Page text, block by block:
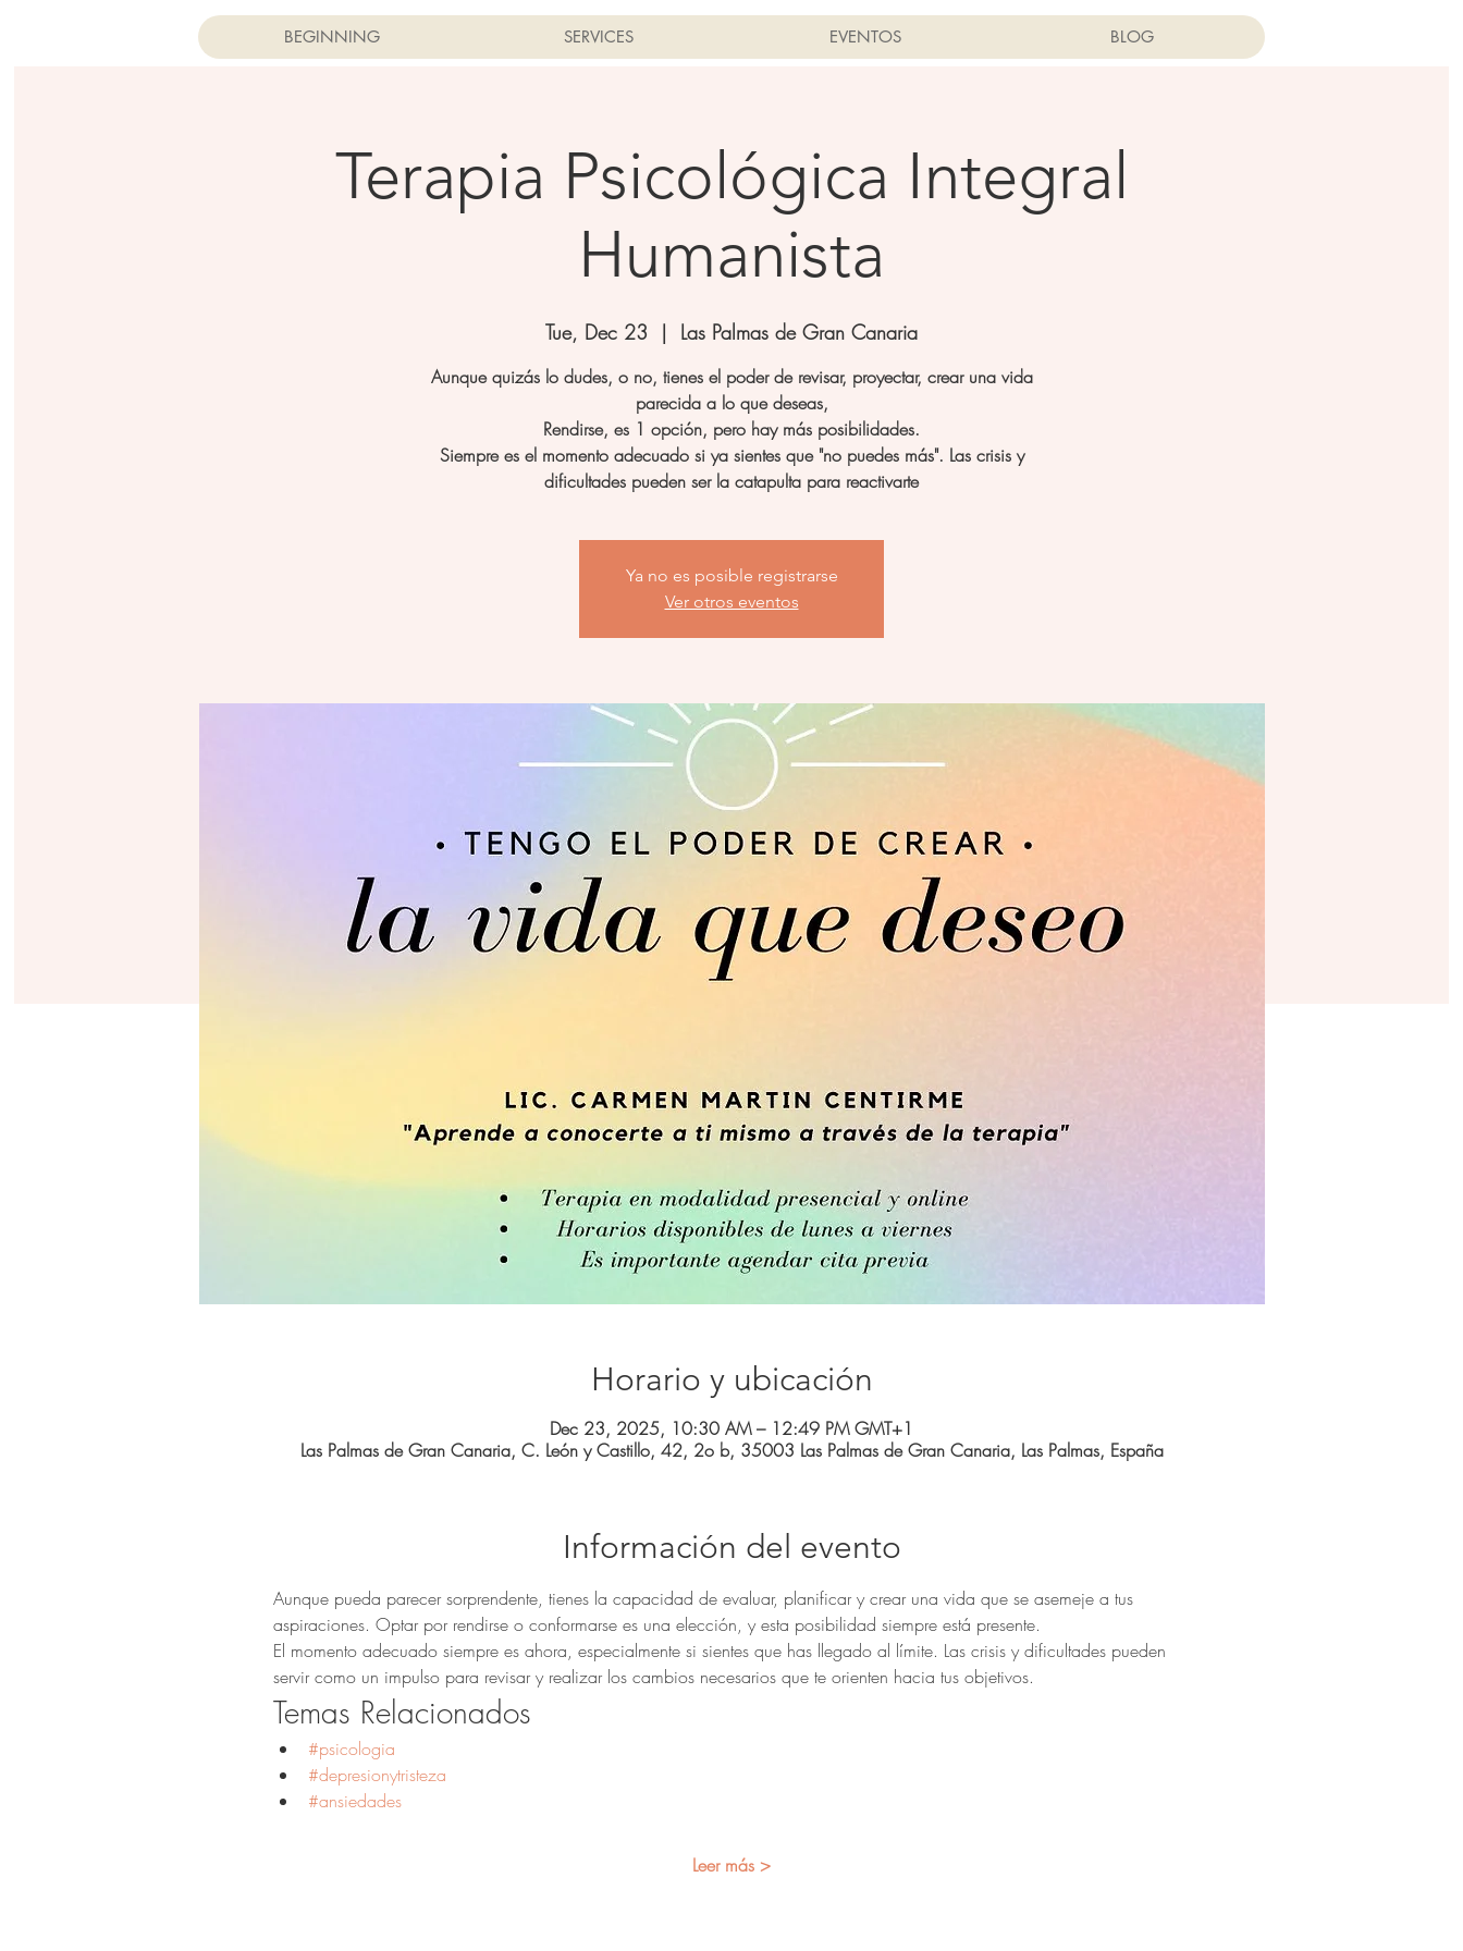
BEGINNING SERVICES EVENTOS BLOG
Terapia Psicológica Integral
Humanista
Tue, Dec 23
  |
Las Palmas de Gran Canaria
Aunque quizás lo dudes, o no, tienes el poder de revisar, proyectar, crear una vida
parecida a lo que deseas,
Rendirse, es 1 opción, pero hay más posibilidades.
Siempre es el momento adecuado si ya sientes que "no puedes más". Las crisis y
dificultades pueden ser la catapulta para reactivarte
Ya no es posible registrarse
Ver otros eventos
Horario y ubicación
Dec 23, 2025, 10:30 AM – 12:49 PM GMT+1
Las Palmas de Gran Canaria, C. León y Castillo, 42, 2o b, 35003 Las Palmas de Gran Canaria, Las Palmas, España
Información del evento
Aunque pueda parecer sorprendente, tienes la capacidad de evaluar, planificar y crear una vida que se asemeje a tus
aspiraciones. Optar por rendirse o conformarse es una elección, y esta posibilidad siempre está presente.
El momento adecuado siempre es ahora, especialmente si sientes que has llegado al límite. Las crisis y dificultades pueden
servir como un impulso para revisar y realizar los cambios necesarios que te orienten hacia tus objetivos.
Temas Relacionados
#psicologia
#depresionytristeza
#ansiedades
Leer más >